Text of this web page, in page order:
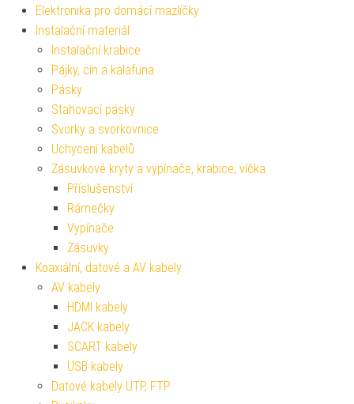
Elektronika pro domácí mazlíčky
Instalační materiál
Instalační krabice
Pájky, cín a kalafuna
Pásky
Stahovací pásky
Svorky a svorkovnice
Uchycení kabelů
Zásuvkové kryty a vypínače, krabice, víčka
Příslušenství
Rámečky
Vypínače
Zásuvky
Koaxiální, datové a AV kabely
AV kabely
HDMI kabely
JACK kabely
SCART kabely
USB kabely
Datové kabely UTP, FTP